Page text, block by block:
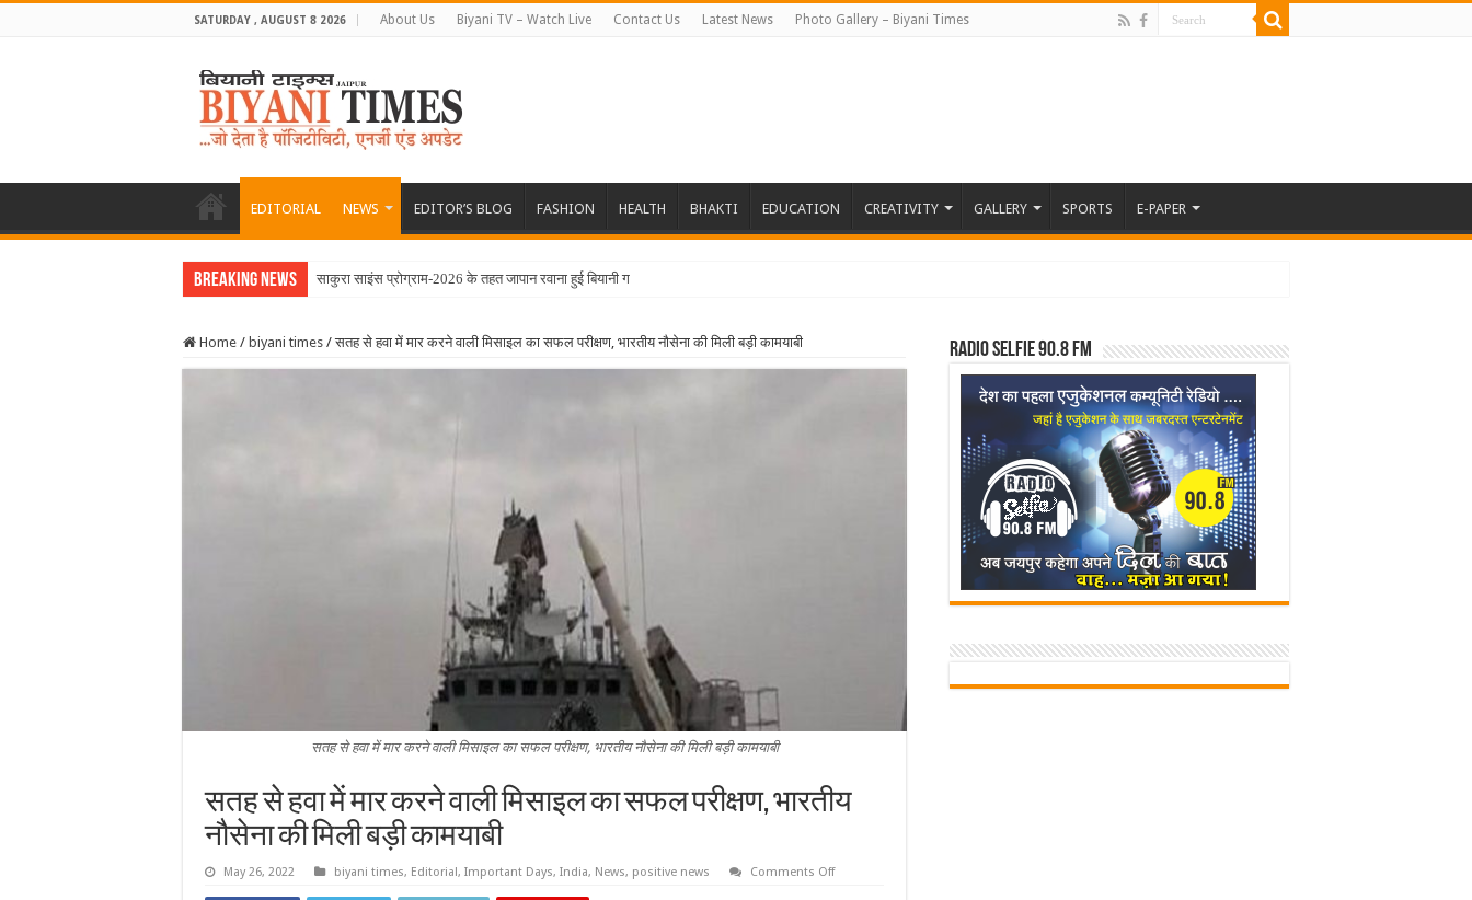
SATURDAY , AUGUST 8 2026 About Us Biyani TV – Watch Live Contact Us Latest News Photo Gallery – Biyani Times
EDITORIAL NEWS EDITOR’S BLOG FASHION HEALTH BHAKTI EDUCATION CREATIVITY GALLERY SPORTS E-PAPER
Breaking News साकुरा साइंस प्रोग्राम-2026 के तहत जापान रवाना हुई बियानी ग्रुप ऑफ कॉलेजेज की
Home / biyani times / सतह से हवा में मार करने वाली मिसाइल का सफल परीक्षण, भारतीय नौसेना की मिली बड़ी कामयाबी
सतह से हवा में मार करने वाली मिसाइल का सफल परीक्षण, भारतीय नौसेना की मिली बड़ी कामयाबी
सतह से हवा में मार करने वाली मिसाइल का सफल परीक्षण, भारतीय
नौसेना की मिली बड़ी कामयाबी
May 26, 2022 biyani times, Editorial, Important Days, India, News, positive news Comments Offon
Radio Selfie 90.8 FM